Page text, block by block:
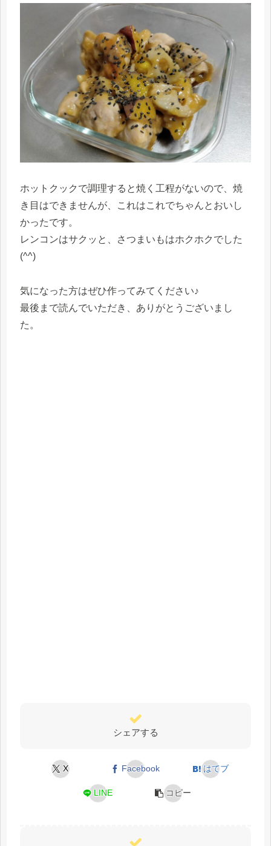
ホットクックで調理すると焼く工程がないので、焼
き目はできませんが、これはこれでちゃんとおいし
かったです。
レンコンはサクッと、さつまいもはホクホクでした
(^^)
気になった方はぜひ作ってみてください♪
最後まで読んでいただき、ありがとうございまし
た。
シェアする
X Facebook はてブ
LINE コピー